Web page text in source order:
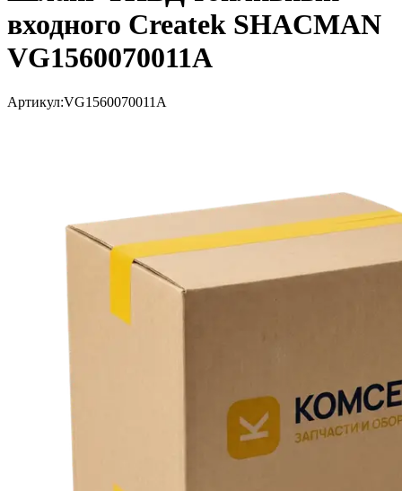
входного Createk SHACMAN
VG1560070011A
Артикул:VG1560070011A